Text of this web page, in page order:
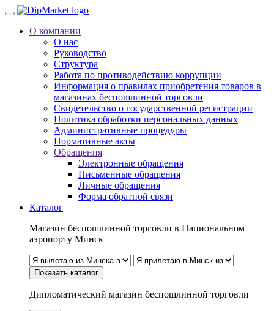
О компании
О нас
Руководство
Структура
Работа по противодействию коррупции
Информация о правилах приобретения товаров в
магазинах беспошлинной торговли
Свидетельство о государственной регистрации
Политика обработки персональных данных
Административные процедуры
Нормативные акты
Обращения
Электронные обращения
Письменные обращения
Личные обращения
Форма обратной связи
Каталог
Магазин беспошлинной торговли в Национальном
аэропорту Минск
Показать каталог
Дипломатический магазин беспошлинной торговли